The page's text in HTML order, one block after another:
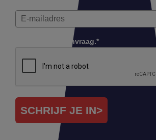
Controleer je aanvraag.*
SCHRIJF JE IN>